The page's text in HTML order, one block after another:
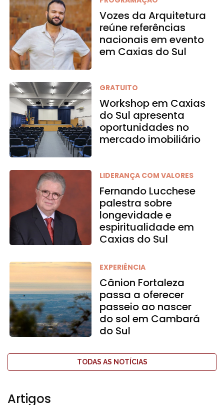
Vozes da Arquitetura
reúne referências
nacionais em evento
em Caxias do Sul
GRATUITO
Workshop em Caxias
do Sul apresenta
oportunidades no
mercado imobiliário
LIDERANÇA COM VALORES
Fernando Lucchese
palestra sobre
longevidade e
espiritualidade em
Caxias do Sul
EXPERIÊNCIA
Cânion Fortaleza
passa a oferecer
passeio ao nascer
do sol em Cambará
do Sul
TODAS AS NOTÍCIAS
Artigos